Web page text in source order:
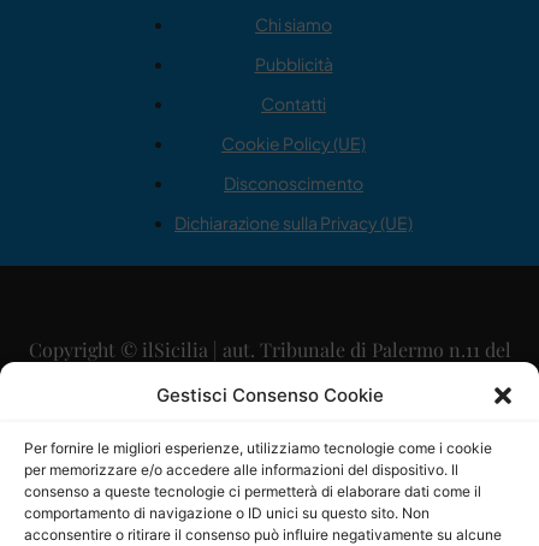
Gestisci Consenso Cookie
Per fornire le migliori esperienze, utilizziamo tecnologie come i cookie
per memorizzare e/o accedere alle informazioni del dispositivo. Il
consenso a queste tecnologie ci permetterà di elaborare dati come il
comportamento di navigazione o ID unici su questo sito. Non
acconsentire o ritirare il consenso può influire negativamente su alcune
Chi siamo
Pubblicità
Contatti
Cookie Policy (UE)
Disconoscimento
Dichiarazione sulla Privacy (UE)
Copyright © ilSicilia | aut. Tribunale di Palermo n.11 del
29/09/2015
Direttore Editoriale: Maurizio Scaglione
Direttore Responsabile: Maria Calabrese